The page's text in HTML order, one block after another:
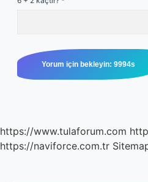
https://www.tulaforum.com
https://naviforce.com.tr